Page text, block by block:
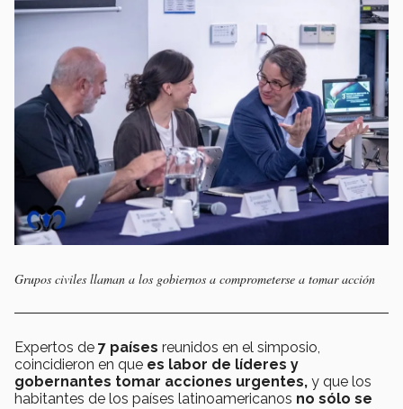
Grupos civiles llaman a los gobiernos a comprometerse a tomar acción
Expertos de 7 países reunidos en el simposio,
coincidieron en que es labor de líderes y
gobernantes tomar acciones urgentes, y que los
habitantes de los países latinoamericanos no sólo se